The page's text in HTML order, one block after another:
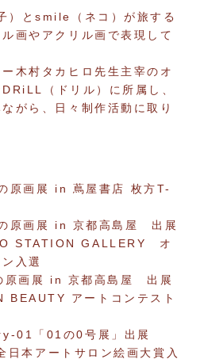
とsmile（ネコ）が旅する
画やアクリル画で表現して
木村タカヒロ先生主宰のオ
（ドリル）に所属し、
がら、日々制作活動に取り
画展 in 蔦屋書店 枚方T-
原画展 in 京都高島屋 出展
STATION GALLERY オ
入選
原画展 in 京都高島屋 出展
アートコンテスト
「01の0号展」出展
本アートサロン絵画大賞入